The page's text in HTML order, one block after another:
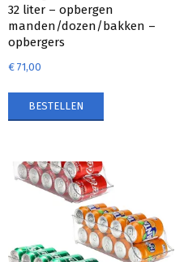
32 liter – opbergen
manden/dozen/bakken –
opbergers
€ 71,00
BESTELLEN